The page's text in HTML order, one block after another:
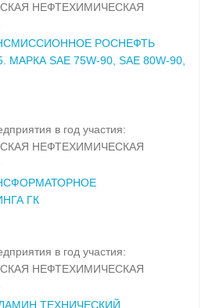
НЕФТЕХИМИЧЕСКАЯ
РОСНЕФТЬ
МАРКА SAE 75W-90, SAE 80W-90,
в год участия:
НЕФТЕХИМИЧЕСКАЯ
ГК
в год участия:
НЕФТЕХИМИЧЕСКАЯ
ТЕХНИЧЕСКИЙ